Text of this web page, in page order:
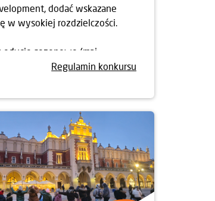
dodać wskazane
w wysokiej rozdzielczości.
sezonowe (maj-
październik). Po każdej z
nastąpi do końca listopada
Canon EOS R6 Mark III +
PowerShot G7 X Mark III
fotograficzne Canon w
oraz 60 drukarek Canon
Regulamin konkursu